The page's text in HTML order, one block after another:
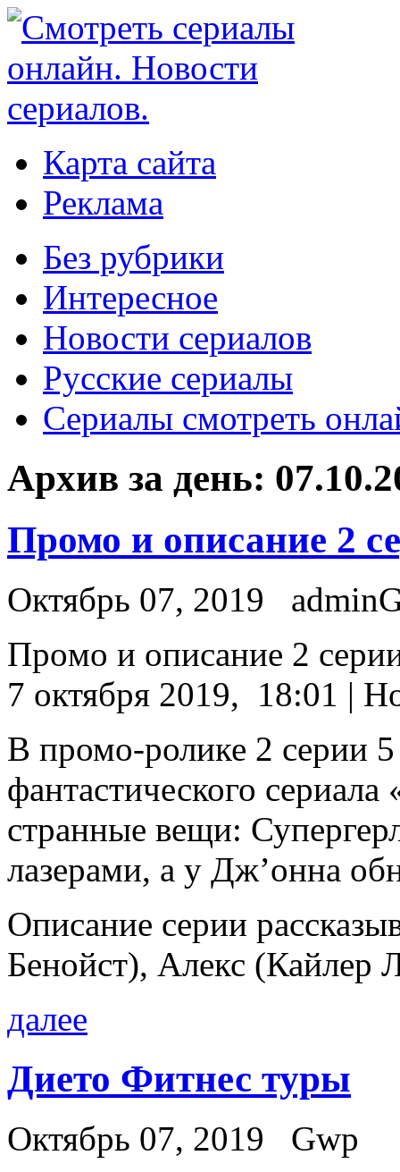
Карта сайта
Реклама
Без рубрики
Интересное
Новости сериалов
Русские сериалы
Сериалы смотреть
Архив за день:
Промо и описание 2
Октябрь 07, 2019
Прoмo и описание 2
7 октября 2019, 18:01 |
В промо-ролике 2 серии 5
фантастического
странные вещи:
лазерами, а у Дж’онна
Описание серии
Бенойст), Алекс (Кайлер
далее
Дието Фитнес туры
Октябрь 07, 2019
Gwp